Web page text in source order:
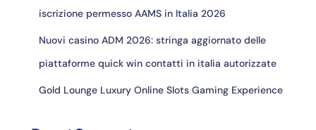
iscrizione permesso AAMS in Italia 2026
Nuovi casino ADM 2026: stringa aggiornato delle
piattaforme quick win contatti in italia autorizzate
Gold Lounge Luxury Online Slots Gaming Experience